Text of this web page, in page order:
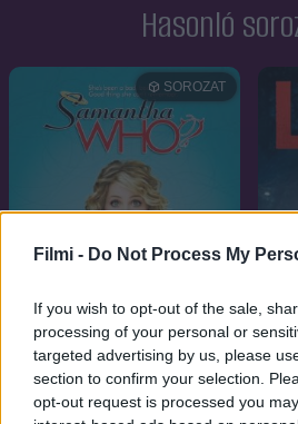
Filmi - Do Not Process My
If you wish to opt-out of the sale,
processing of your personal or
targeted advertising by us, please
section to confirm your selection.
opt-out request is processed you
Hasonló
SOROZAT